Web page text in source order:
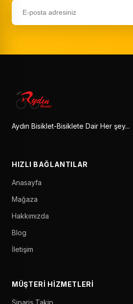
Aydın Bisiklet-Bisiklete Dair Her şey...
HIZLI BAĞLANTILAR
Anasayfa
Mağaza
Hakkımızda
Blog
İletişim
MÜŞTERI HIZMETLERI
Sipariş Takip